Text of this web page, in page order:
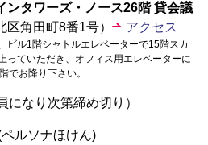
ンタワーズ・ノース26階 貸会議
区角田町8番1号） アクセス
ビル1階シャトルエレベーターで15階スカ
っていただき、オフィス用エレベーターに
でお降り下さい。
になり次第締め切り）
ペルソナほけん)